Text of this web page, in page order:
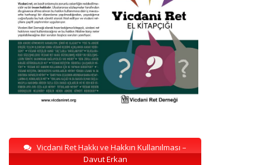
Vicdani Ret Hakkı ve Hakkın Kullanılması –
Davut Erkan